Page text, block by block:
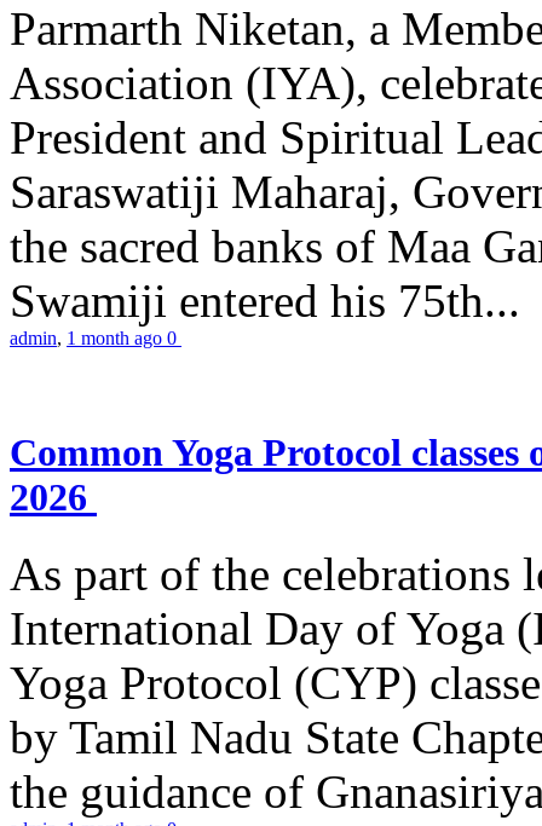
Parmarth Niketan, a
Association (IYA),
President and Spiritual
Saraswatiji Maharaj,
the sacred banks of Maa
Swamiji entered his 75th...
admin, 1 month ago 0
Common Yoga Protocol
2026
As part of the celebrations
International Day of Yoga
Yoga Protocol (CYP)
by Tamil Nadu State
the guidance of